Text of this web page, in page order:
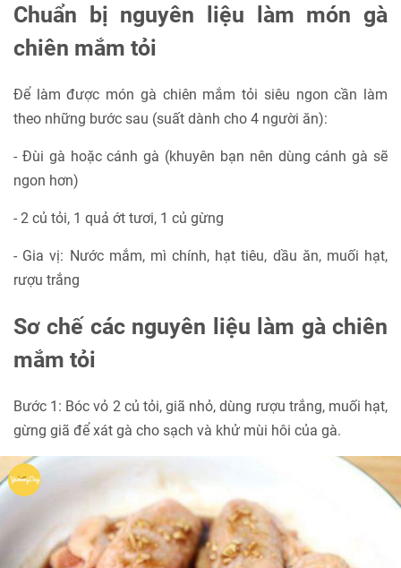
Chuẩn bị nguyên liệu làm món gà
chiên mắm tỏi
Để làm được món gà chiên mắm tỏi siêu ngon cần làm
theo những bước sau (suất dành cho 4 người ăn):
- Đùi gà hoặc cánh gà (khuyên bạn nên dùng cánh gà sẽ
ngon hơn)
- 2 củ tỏi, 1 quả ớt tươi, 1 củ gừng
- Gia vị: Nước mắm, mì chính, hạt tiêu, dầu ăn, muối hạt,
rượu trắng
Sơ chế các nguyên liệu làm gà chiên
mắm tỏi
Bước 1: Bóc vỏ 2 củ tỏi, giã nhỏ, dùng rượu trắng, muối hạt,
gừng giã để xát gà cho sạch và khử mùi hôi của gà.